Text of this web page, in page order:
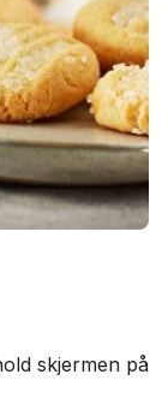
på
skjermen på